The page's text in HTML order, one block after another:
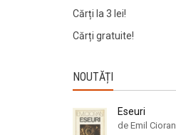
Cărți la 3 lei!
Cărți gratuite!
NOUTĂȚI
Eseuri
de Emil Cioran